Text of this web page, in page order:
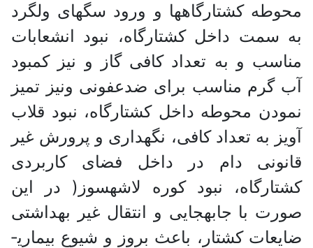
محوطه کشتارگاه­ها و ورود سگ­های ولگرد
به سمت داخل کشتارگاه، نبود انشعابات
مناسب و به تعداد کافی گاز و نیز کمبود
آب گرم مناسب برای ضدعفونی ونیز تمیز
نمودن محوطه داخل کشتارگاه، نبود قلاب
آویز به تعداد کافی، نگهداری و پرورش غیر
قانونی دام­ در داخل فضای کاربردی
کشتارگاه، نبود کوره لاشه­سوز( در این
صورت با جابه­جایی و انتقال غیر بهداشتی
ضایعات کشتار، باعث بروز و شیوع بیماری­